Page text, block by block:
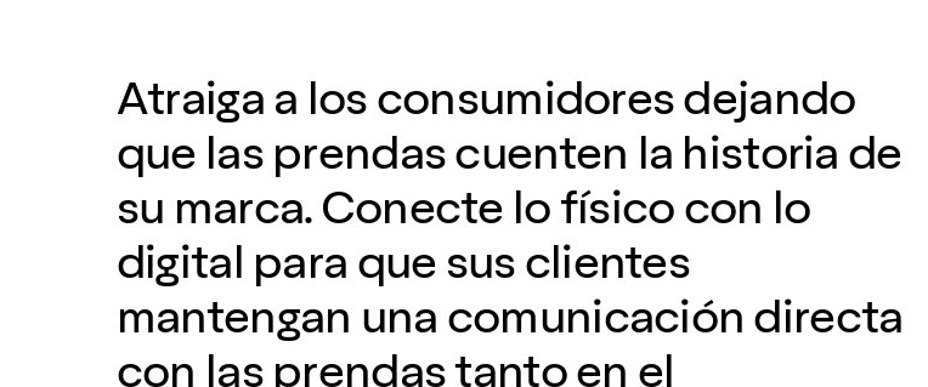
Atraiga a los consumidores dejando
que las prendas cuenten la historia de
su marca. Conecte lo físico con lo
digital para que sus clientes
mantengan una comunicación directa
con las prendas tanto en el